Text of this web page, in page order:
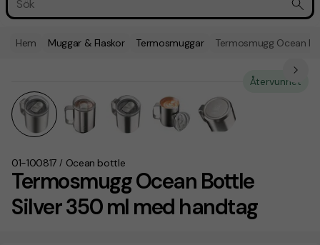
Hem Muggar & Flaskor Termosmuggar Termosmugg Ocean
Termosmugg Ocean Bottle
Silver 350 ml med handtag
01-100817 / Ocean bottle
Återvunnet